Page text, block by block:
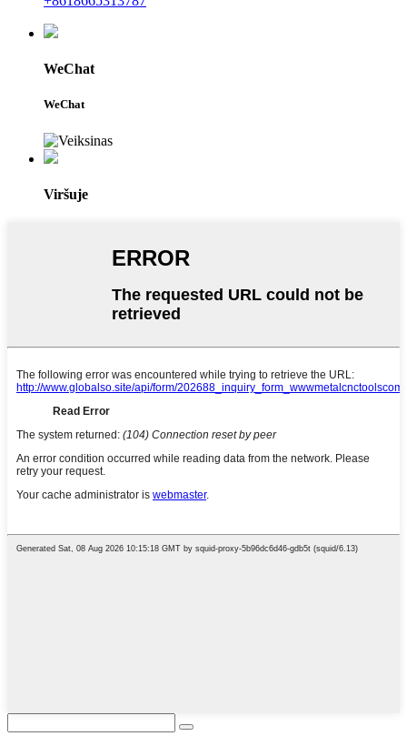
WeChat
WeChat
Viršuje